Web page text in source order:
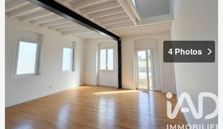
4 Photos